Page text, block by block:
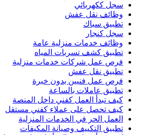
سجل ككهربائي
وظائف نقل عفش
تطبيق سباك
سجل كنجار
وظائف خدمات منزلية عامة
تطبيق كشف تسربات المياه
فرص عمل شركات خدمات منزلية
تطبيق نقل عفش
فرص عمل فنيين بدون خبرة
تطبيق عاملات بالساعة
كيف تبدأ العمل كفني داخل المنصة
كيف تحصل على عملاء كفني مستقل
العمل الحر في الخدمات المنزلية
تطبيق التكييف وصيانة المكيفات